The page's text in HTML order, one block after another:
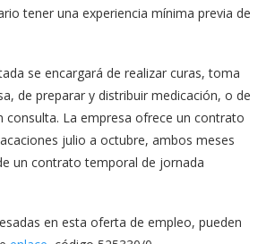
tener una experiencia mínima previa de
se encargará de realizar curas, toma
de preparar y distribuir medicación, o de
consulta. La empresa ofrece un contrato
julio a octubre, ambos meses
un contrato temporal de jornada
en esta oferta de empleo, pueden